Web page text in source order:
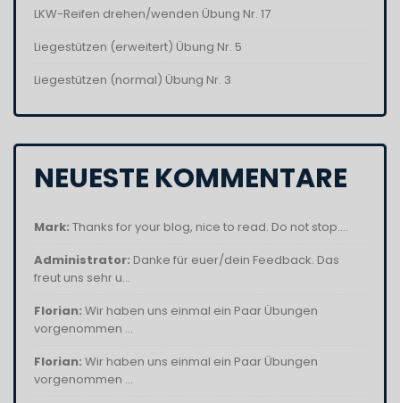
LKW-Reifen drehen/wenden Übung Nr. 17
Liegestützen (erweitert) Übung Nr. 5
Liegestützen (normal) Übung Nr. 3
NEUESTE KOMMENTARE
Mark: Thanks for your blog, nice to read. Do not stop....
Administrator: Danke für euer/dein Feedback. Das
freut uns sehr u...
Florian: Wir haben uns einmal ein Paar Übungen
vorgenommen ...
Florian: Wir haben uns einmal ein Paar Übungen
vorgenommen ...